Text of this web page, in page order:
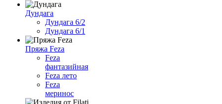
Дундага
Дундага 6/2
Дундага 6/1
Пряжа Feza
Feza
фантазийная
Feza лето
Feza
меринос